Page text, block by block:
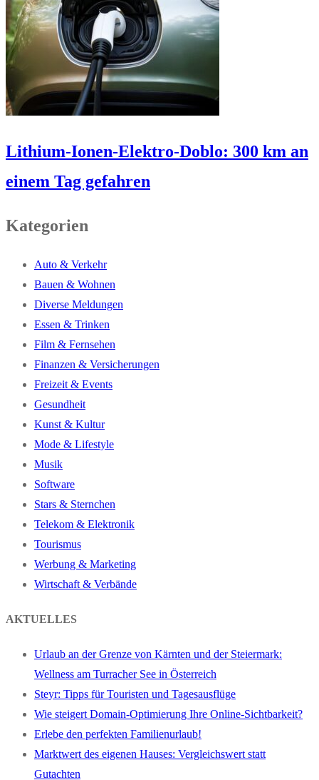
Lithium-Ionen-Elektro-Doblo: 300 km an
einem Tag gefahren
Kategorien
Auto & Verkehr
Bauen & Wohnen
Diverse Meldungen
Essen & Trinken
Film & Fernsehen
Finanzen & Versicherungen
Freizeit & Events
Gesundheit
Kunst & Kultur
Mode & Lifestyle
Musik
Software
Stars & Sternchen
Telekom & Elektronik
Tourismus
Werbung & Marketing
Wirtschaft & Verbände
AKTUELLES
Urlaub an der Grenze von Kärnten und der Steiermark:
Wellness am Turracher See in Österreich
Steyr: Tipps für Touristen und Tagesausflüge
Wie steigert Domain-Optimierung Ihre Online-Sichtbarkeit?
Erlebe den perfekten Familienurlaub!
Marktwert des eigenen Hauses: Vergleichswert statt
Gutachten